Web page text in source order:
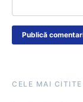
CELE MAI